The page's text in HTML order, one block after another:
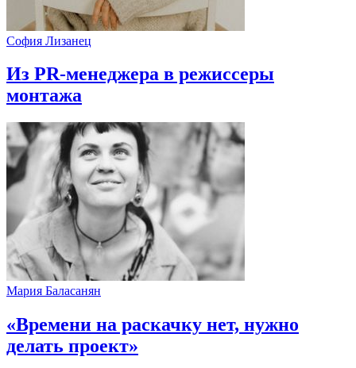
София Лизанец
Из PR-менеджера в режиссеры
монтажа
Мария Баласанян
«Времени на раскачку нет, нужно
делать проект»